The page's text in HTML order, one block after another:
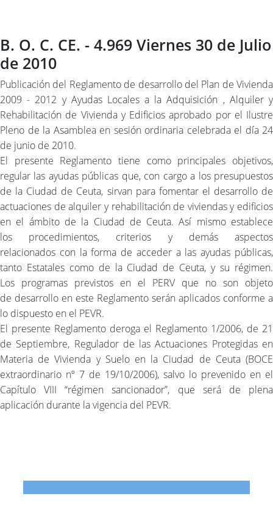
B. O. C. CE. - 4.969 Viernes 30 de Julio
de 2010
Publicación del Reglamento de desarrollo del Plan de Vivienda
2009 - 2012 y Ayudas Locales a la Adquisición , Alquiler y
Rehabilitación de Vivienda y Edificios aprobado por el Ilustre
Pleno de la Asamblea en sesión ordinaria celebrada el día 24
de junio de 2010.
El presente Reglamento tiene como principales objetivos,
regular las ayudas públicas que, con cargo a los presupuestos
de la Ciudad de Ceuta, sirvan para fomentar el desarrollo de
actuaciones de alquiler y rehabilitación de viviendas y edificios
en el ámbito de la Ciudad de Ceuta. Así mismo establece
los procedimientos, criterios y demás aspectos
relacionados con la forma de acceder a las ayudas públicas,
tanto Estatales como de la Ciudad de Ceuta, y su régimen.
Los programas previstos en el PERV que no son objeto
de desarrollo en este Reglamento serán aplicados conforme a
lo dispuesto en el PEVR.
El presente Reglamento deroga el Reglamento 1/2006, de 21
de Septiembre, Regulador de las Actuaciones Protegidas en
Materia de Vivienda y Suelo en la Ciudad de Ceuta (BOCE
extraordinario nº 7 de 19/10/2006), salvo lo prevenido en el
Capítulo VIII “régimen sancionador”, que será de plena
aplicación durante la vigencia del PEVR.